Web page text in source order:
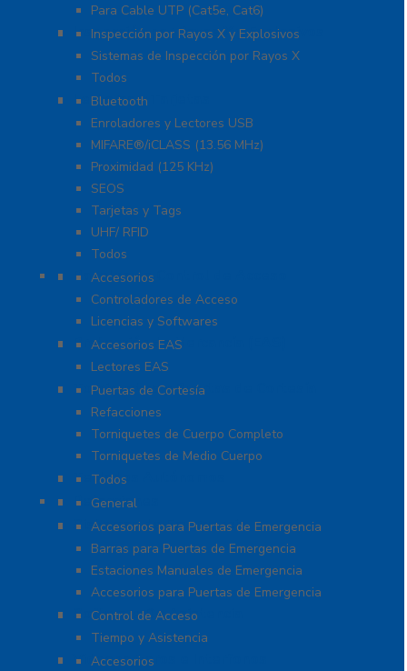
Para Cable UTP (Cat5e, Cat6)
Inspección por Rayos X y Explosivos
Inspección por Rayos X y Explosivos
Sistemas de Inspección por Rayos X
Todos
Lectoras y Tarjetas
Bluetooth
Enroladores y Lectores USB
MIFARE®/iCLASS (13.56 MHz)
Proximidad (125 KHz)
SEOS
Tarjetas y Tags
UHF/ RFID
Todos
Paneles de Control de Acceso
Accesorios
Controladores de Acceso
Licencias y Softwares
Protección de Mercancía (EAS)
Accesorios EAS
Lectores EAS
Torniquetes y Puertas de Cortesía
Puertas de Cortesía
Refacciones
Torniquetes de Cuerpo Completo
Torniquetes de Medio Cuerpo
Teclados Autónomos
Todos
Refacciones
General
Sistemas de Emergencia
Accesorios para Puertas de Emergencia
Barras para Puertas de Emergencia
Estaciones Manuales de Emergencia
Accesorios para Puertas de Emergencia
Software De Asistencia
Control de Acceso
Tiempo y Asistencia
Videoporteros e Interfonos
Accesorios